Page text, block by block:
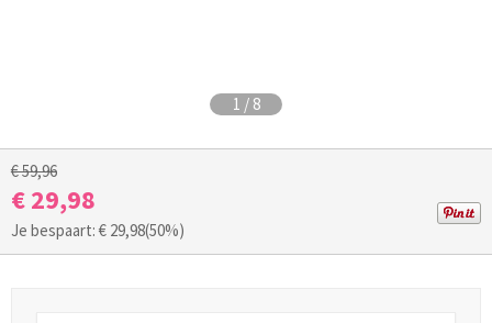
1 / 8
€ 59,96
€ 29,98
Je bespaart: € 29,98(50%)